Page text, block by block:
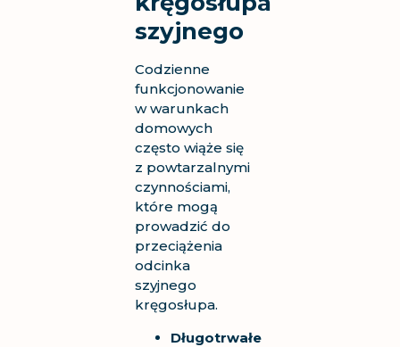
szyjnego
Codzienne
funkcjonowanie
w warunkach
domowych
często wiąże się
z powtarzalnymi
czynnościami,
które mogą
prowadzić do
przeciążenia
odcinka
szyjnego
kręgosłupa.
Długotrwałe